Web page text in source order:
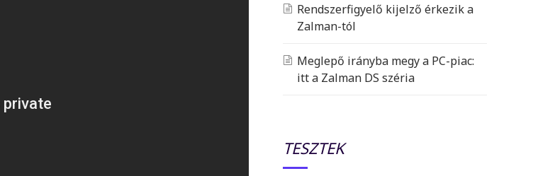
Rendszerfigyelő kijelző érkezik a
Zalman-tól
Meglepő irányba megy a PC-piac:
itt a Zalman DS széria
TESZTEK